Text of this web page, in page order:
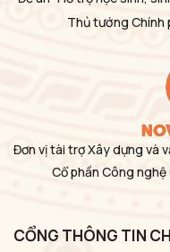
Thủ tướng Chính
Đơn vị tài trợ Xây dựng và
Cổ phần Công
CỔNG THÔNG TIN